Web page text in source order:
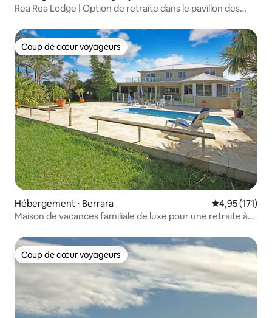
Rea Rea Lodge | Option de retraite dans le pavillon des
Coup de cœur voyageurs
Coup de cœur voyageurs
Hébergement ⋅ Berrara Évaluation
4,95 (171)
Maison de vacances familiale de luxe pour une retraite à
Coup de cœur voyageurs
Coup de cœur voyageurs